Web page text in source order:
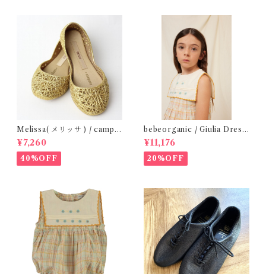
Melissa( メリッサ ) / campa
na ( Gold )28-33
¥7,260
40%OFF
bebeorganic / Giulia Dress
Lagoon Check (2-6y)
¥11,176
20%OFF